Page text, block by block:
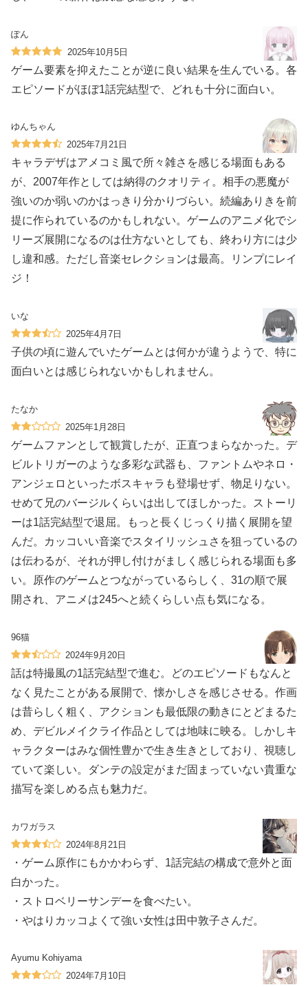
ぽん
2025年10月5日
ゲーム要素を抑えたことが逆に良い結果を生んでいる。各
エピソードがほぼ1話完結型で、どれも十分に面白い。
ゆんちゃん
2025年7月21日
キャラデザはアメコミ風で所々雑さを感じる場面もある
が、2007年作としては納得のクオリティ。相手の悪魔が
強いのか弱いのかはっきり分かりづらい。続編ありきを前
提に作られているのかもしれない。ゲームのアニメ化でシ
リーズ展開になるのは仕方ないとしても、終わり方には少
し違和感。ただし音楽セレクションは最高。リンプにレイ
ジ！
いな
2025年4月7日
子供の頃に遊んでいたゲームとは何かが違うようで、特に
面白いとは感じられないかもしれません。
たなか
2025年1月28日
ゲームファンとして観賞したが、正直つまらなかった。デ
ビルトリガーのような多彩な武器も、ファントムやネロ・
アンジェロといったボスキャラも登場せず、物足りない。
せめて兄のバージルくらいは出してほしかった。ストーリ
ーは1話完結型で退屈。もっと長くじっくり描く展開を望
んだ。カッコいい音楽でスタイリッシュさを狙っているの
は伝わるが、それが押し付けがましく感じられる場面も多
い。原作のゲームとつながっているらしく、31の順で展
開され、アニメは245へと続くらしい点も気になる。
96猫
2024年9月20日
話は特撮風の1話完結型で進む。どのエピソードもなんと
なく見たことがある展開で、懐かしさを感じさせる。作画
は昔らしく粗く、アクションも最低限の動きにとどまるた
め、デビルメイクライ作品としては地味に映る。しかしキ
ャラクターはみな個性豊かで生き生きとしており、視聴し
ていて楽しい。ダンテの設定がまだ固まっていない貴重な
描写を楽しめる点も魅力だ。
カワガラス
2024年8月21日
・ゲーム原作にもかかわらず、1話完結の構成で意外と面
白かった。
・ストロベリーサンデーを食べたい。
・やはりカッコよくて強い女性は田中敦子さんだ。
Ayumu Kohiyama
2024年7月10日